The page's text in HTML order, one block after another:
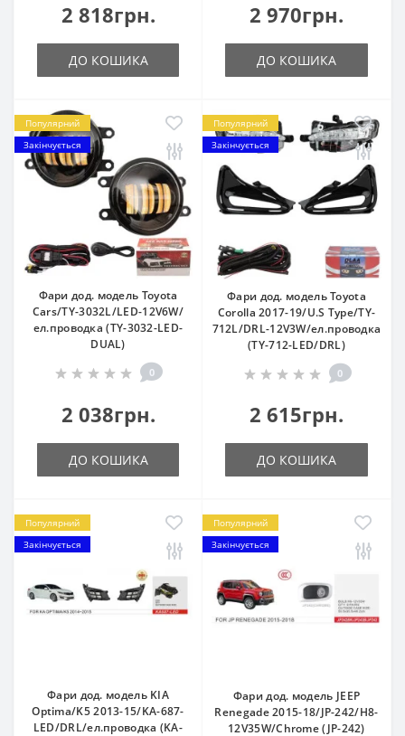
2 818грн.
ДО КОШИКА
2 970грн.
ДО КОШИКА
Популярний
Закінчується
Фари дод. модель Toyota
Cars/TY-3032L/LED-12V6W/
ел.проводка (TY-3032-LED-
DUAL)
0
2 038грн.
ДО КОШИКА
Популярний
Закінчується
Фари дод. модель Toyota
Corolla 2017-19/U.S Type/TY-
712L/DRL-12V3W/eл.проводка
(TY-712-LED/DRL)
0
2 615грн.
ДО КОШИКА
Популярний
Закінчується
Фари дод. модель KIA
Optima/K5 2013-15/KA-687-
LED/DRL/ел.проводка (KA-
Популярний
Закінчується
Фари дод. модель JEEP
Renegade 2015-18/JP-242/H8-
12V35W/Chrome (JP-242)